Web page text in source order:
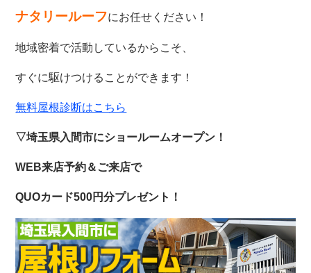
ナタリールーフにお任せください！
地域密着で活動しているからこそ、
すぐに駆けつけることができます！
無料屋根診断はこちら
▽埼玉県入間市にショールームオープン！
WEB来店予約＆ご来店で
QUOカード500円分プレゼント！